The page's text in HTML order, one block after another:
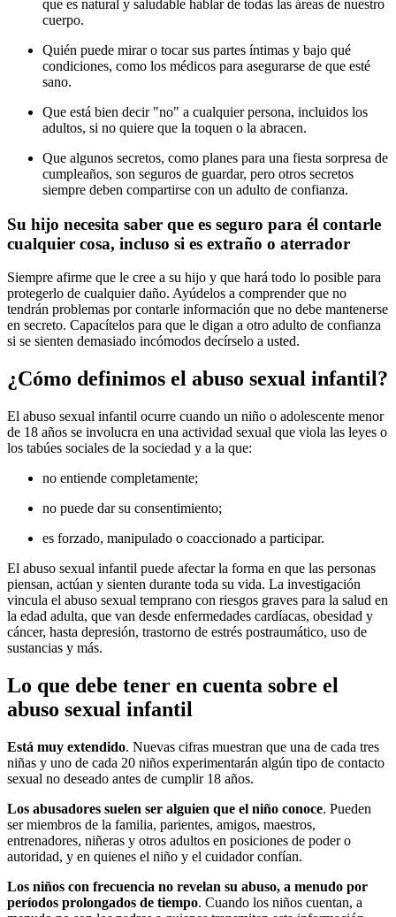
que es natural y saludable hablar de todas las áreas de nuestro
cuerpo.
Quién puede mirar o tocar sus partes íntimas y bajo qué
condiciones, como los médicos para asegurarse de que esté
sano.
Que está bien decir "no" a cualquier persona, incluidos los
adultos, si no quiere que la toquen o la abracen.
Que algunos secretos, como planes para una fiesta sorpresa de
cumpleaños, son seguros de guardar, pero otros secretos
siempre deben compartirse con un adulto de confianza.
Su hijo necesita saber que e​​s seguro para él contarle
cualquier cosa, incluso si es extraño o aterrador
Siempre afirme que le cree a su hijo y que hará todo lo posible para
protegerlo de cualquier daño. Ayúdelos a comprender que no
tendrán problemas por contarle información que no debe mantenerse
en secreto. Capacítelos para que le digan a otro adulto de confianza
si se sienten demasiado incómodos decírselo a usted.
¿Cómo definimos el abuso sexual infantil?
El abuso sexual infantil ocurre cuando un niño o adolescente menor
de 18 años se involucra en una actividad sexual que viola las leyes o
los tabúes sociales de la sociedad y a la que:
no entiende completamente;
no puede dar su consentimiento;
es forzado, manipulado o coaccionado a participar.
El abuso sexual infantil puede afectar la forma en que las personas
piensan, actúan y sienten durante toda su vida. La investigación
vincula el abuso sexual temprano con riesgos graves para la salud en
la edad adulta, que van desde enfermedades cardíacas, obesidad y
cáncer, hasta depresión, trastorno de estrés postraumático, uso de
sustancias y más.
Lo que debe tener en cuenta sobre el
abuso sexual infantil
Está muy extendido. Nuevas cifras muestran que una de cada tres
niñas y uno de cada 20 niños experimentarán algún tipo de contacto
sexual no deseado antes de cumplir 18 años.
Los abusadores suelen ser alguien que el niño conoce. Pueden
ser miembros de la familia, parientes, amigos, maestros,
entrenadores, niñeras y otros adultos en posiciones de poder o
autoridad, y en quienes el niño y el cuidador confían.
Los niños con frecuencia no revelan su abuso, a menudo por
períodos prolongados de tiempo. Cuando los niños cuentan, a